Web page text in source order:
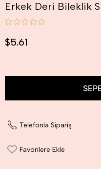
Erkek Deri Bileklik
$5.61
Telefonla Sipariş
Favorilere Ekle